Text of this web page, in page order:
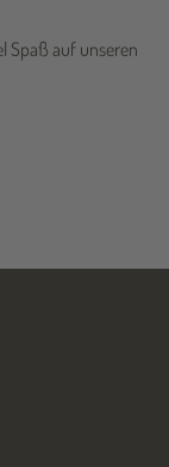
Spaß auf unseren